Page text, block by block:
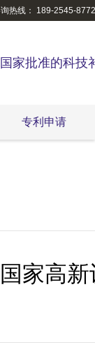
询热线： 189-2545-8772
家批准的科技
专利申请
家高